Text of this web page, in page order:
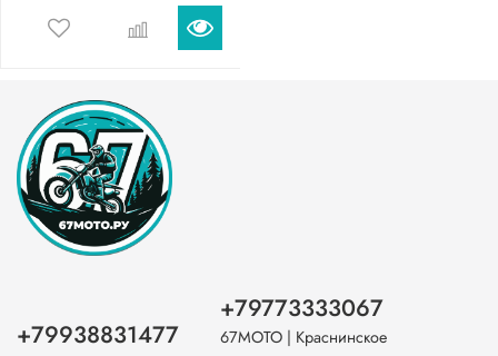
+79938831477
+79773333067
67МОТО | Краснинское